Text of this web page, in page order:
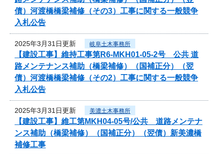
債）河渡橋橋梁補修（その3）工事に関する一般競争
入札公告
2025年3月31日更新 岐阜土木事務所
【建設工事】維持工事第R6-MKH01-05-2号 公共 道
路メンテナンス補助（橋梁補修）（国補正分）（翌
債）河渡橋橋梁補修（その2）工事に関する一般競争
入札公告
2025年3月31日更新 美濃土木事務所
【建設工事】維工第MKH04-05号/公共 道路メンテナ
ンス補助（橋梁補修）（国補正分）（翌債）新美濃橋
補修工事